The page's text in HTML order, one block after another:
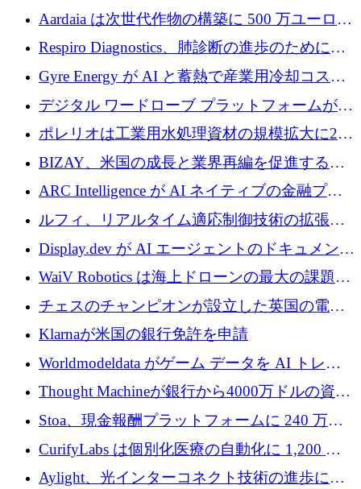
維仕分け規模拡大に7桁の資金調達
Aardaia は次世代作物の構築に 500 万ユーロを
寄付
Respiro Diagnostics、肺診断の進歩のために
100 万ポンドを確保
Gyre Energy が AI と蓄熱で産業用冷却コスト
を削減するために 130 万ドルを調達
デジタル ワードローブ プラットフォームが
1,000 万人のユーザーに到達し、Whering が
700 万ドルを獲得
ポレリオは工業用水処理資材の規模拡大に240
万ユーロを確保
BIZAY、米国の成長と業界再編を促進するた
めに5,500万ドルを確保
ARC Intelligence が AI ネイティブの金融プラ
ットフォームを拡大するために 400 万ユーロ
ルフィ、リアルタイム適応制御技術の拡張に
810万ポンドを確保
Display.dev が AI エージェントのドキュメント
コラボレーションを強化するために 47 万ユー
WaiV Robotics は海上ドローンの最大の課題の
1 つをどのように解決しているか
チェスのチャンピオンが設立した英国の電池
材料スタートアップ TaiSan が 465 万ポンドを
Klarnaが米国の銀行免許を申請
Worldmodeldata がゲーム データを AI トレー
ニングに変えるために 700 万ポンドを獲得
Thought Machineが銀行から4000万ドルの資金
調達、年間収益1億ドルを突破
Stoa、現金報酬プラットフォームに 240 万ド
ルを確保
CurifyLabs は個別化医療の自動化に 1,200 万
ユーロを寄付
Aylight、光インターコネクト技術の進歩に向